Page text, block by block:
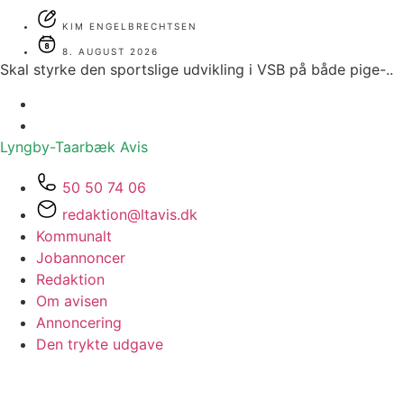
KIM ENGELBRECHTSEN
8. AUGUST 2026
Skal styrke den sportslige udvikling i VSB på både pige-..
Lyngby-Taarbæk Avis
50 50 74 06
redaktion@ltavis.dk
Kommunalt
Jobannoncer
Redaktion
Om avisen
Annoncering
Den trykte udgave